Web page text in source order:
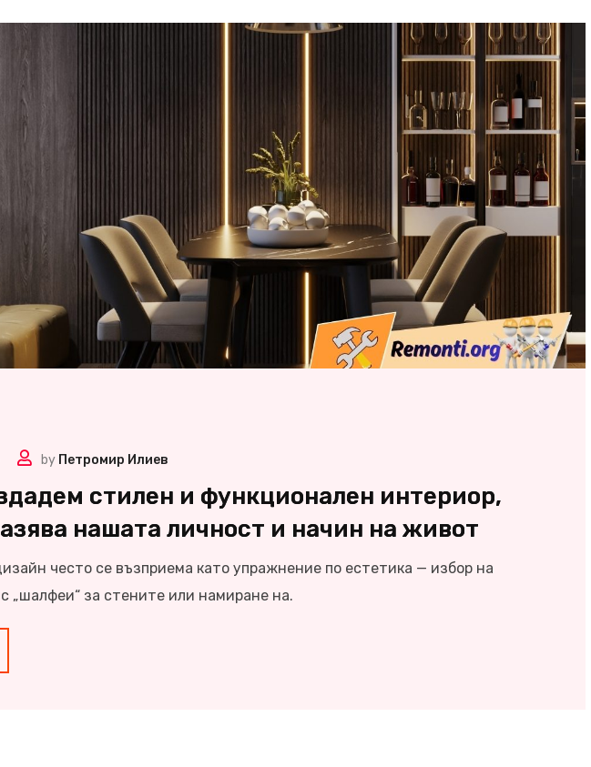
by Петромир Илиев
стилен и функционален интериор,
нашата личност и начин на живот
често се възприема като упражнение по естетика — избор на
„шалфеи“ за стените или намиране на.